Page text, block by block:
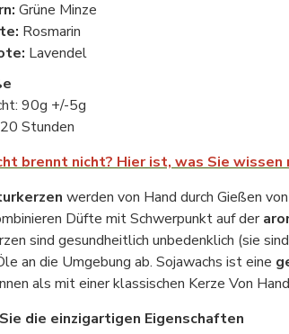
Grüne Minze
Rosmarin
Lavendel
90g +/-5g
Stunden
brennt nicht? Hier ist, was Sie wissen
werden von Hand durch Gießen
Düfte mit Schwerpunkt auf der
sind gesundheitlich unbedenklich (sie
an die Umgebung ab. Sojawachs ist eine
als mit einer klassischen Kerze Von
die einzigartigen Eigenschaften